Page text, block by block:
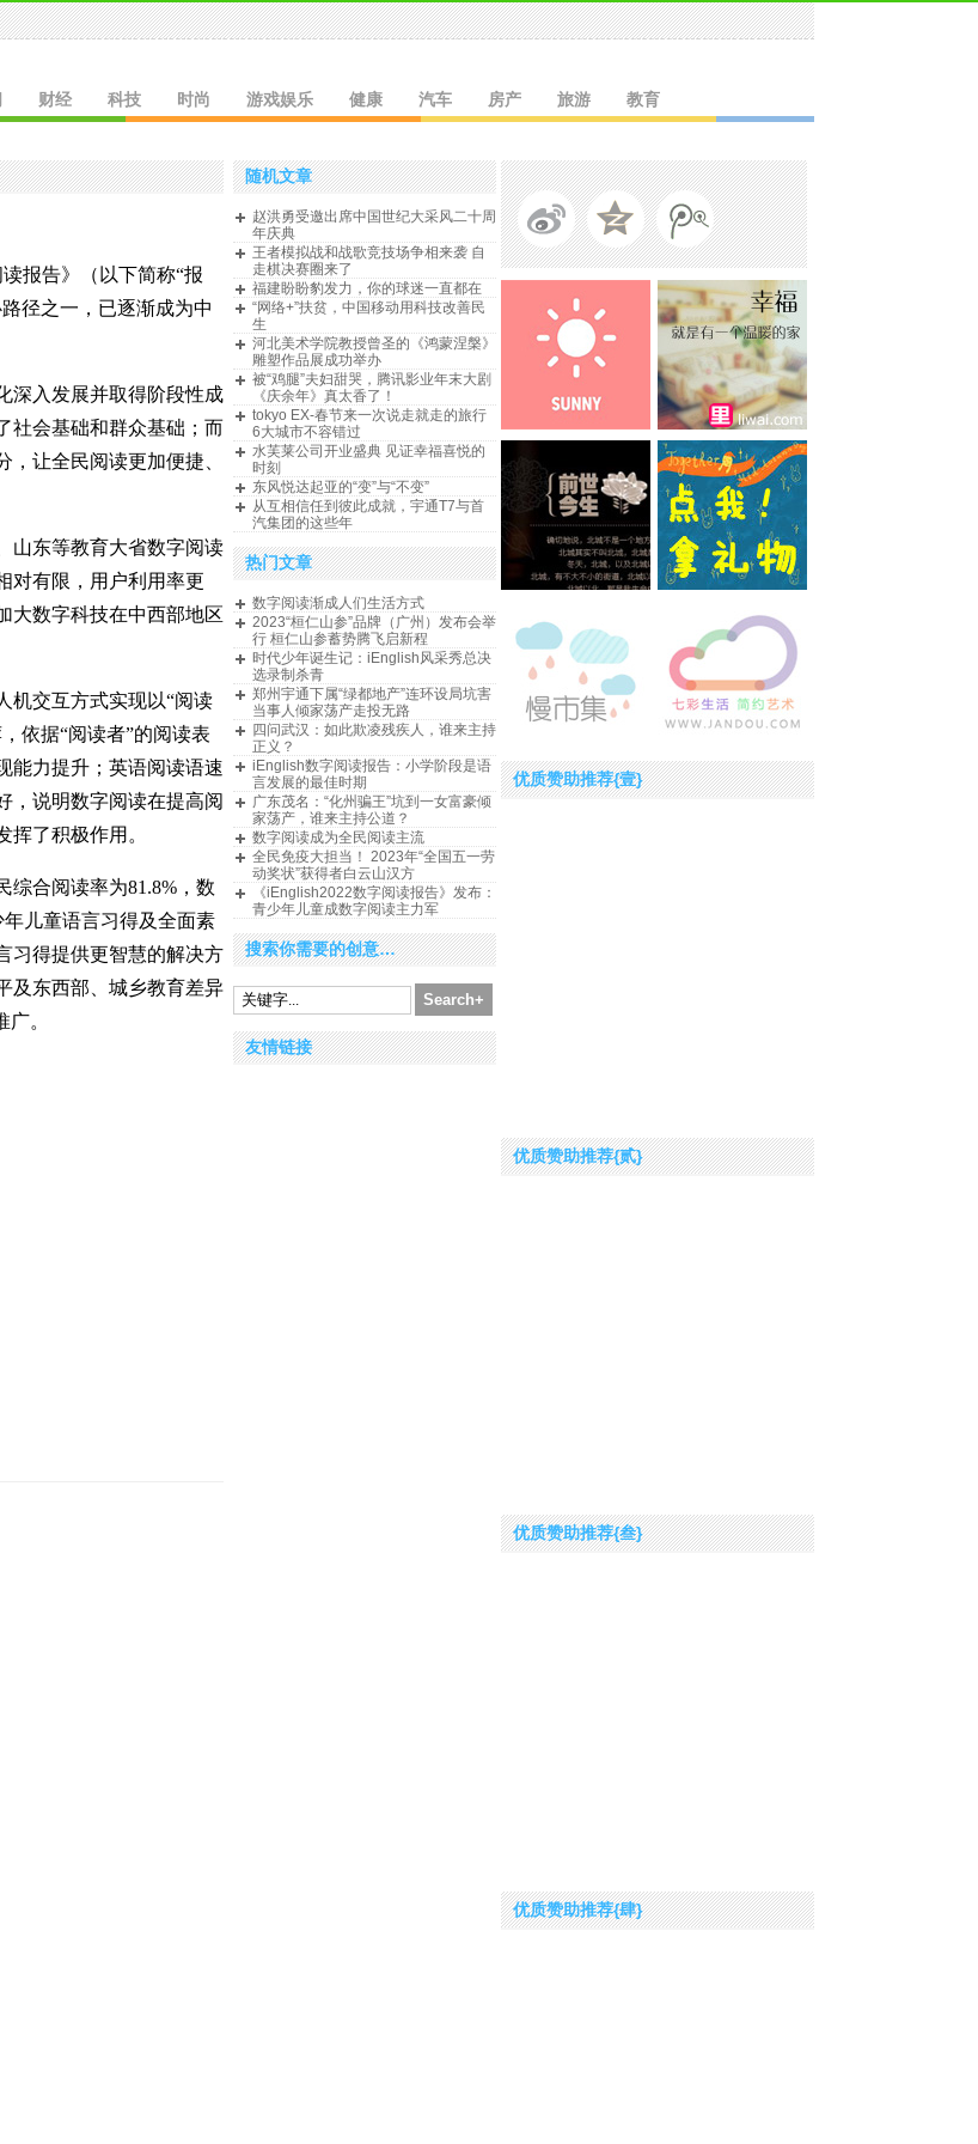
财经 科技 时尚 游戏娱乐 健康 汽车 房产 旅游 教育
报告》（以下简称“报
径之一，已逐渐成为中
深入发展并取得阶段性成
社会基础和群众基础；而
让全民阅读更加便捷、
山东等教育大省数字阅读
对有限，用户利用率更
大数字科技在中西部地区
机交互方式实现以“阅读
依据“阅读者”的阅读表
能力提升；英语阅读语速
，说明数字阅读在提高阅
了积极作用。
综合阅读率为81.8%，数
儿童语言习得及全面素
习得提供更智慧的解决方
及东西部、城乡教育差异
。
随机文章
赵洪勇受邀出席中国世纪大采风二十周
年庆典
王者模拟战和战歌竞技场争相来袭 自
走棋决赛圈来了
福建盼盼豹发力，你的球迷一直都在
“网络+”扶贫，中国移动用科技改善民
生
河北美术学院教授曾圣的《鸿蒙涅槃》
雕塑作品展成功举办
被“鸡腿”夫妇甜哭，腾讯影业年末大剧
《庆余年》真太香了！
tokyo EX-春节来一次说走就走的旅行
6大城市不容错过
水芙莱公司开业盛典 见证幸福喜悦的
时刻
东风悦达起亚的“变”与“不变”
从互相信任到彼此成就，宇通T7与首
汽集团的这些年
热门文章
数字阅读渐成人们生活方式
2023“桓仁山参”品牌（广州）发布会举
行 桓仁山参蓄势腾飞启新程
时代少年诞生记：iEnglish风采秀总决
选录制杀青
郑州宇通下属“绿都地产”连环设局坑害
当事人倾家荡产走投无路
四问武汉：如此欺凌残疾人，谁来主持
正义？
iEnglish数字阅读报告：小学阶段是语
言发展的最佳时期
广东茂名：“化州骗王”坑到一女富豪倾
家荡产，谁来主持公道？
数字阅读成为全民阅读主流
全民免疫大担当！ 2023年“全国五一劳
动奖状”获得者白云山汉方
《iEnglish2022数字阅读报告》发布：
青少年儿童成数字阅读主力军
搜索你需要的创意…
友情链接
优质赞助推荐{壹}
优质赞助推荐{贰}
优质赞助推荐{叁}
优质赞助推荐{肆}